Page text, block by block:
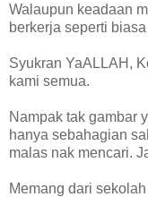
Walaupun keadaan
berkerja seperti
Syukran YaALLAH,
kami semua.
Nampak tak gambar
hanya sebahagian
malas nak mencari.
Memang dari